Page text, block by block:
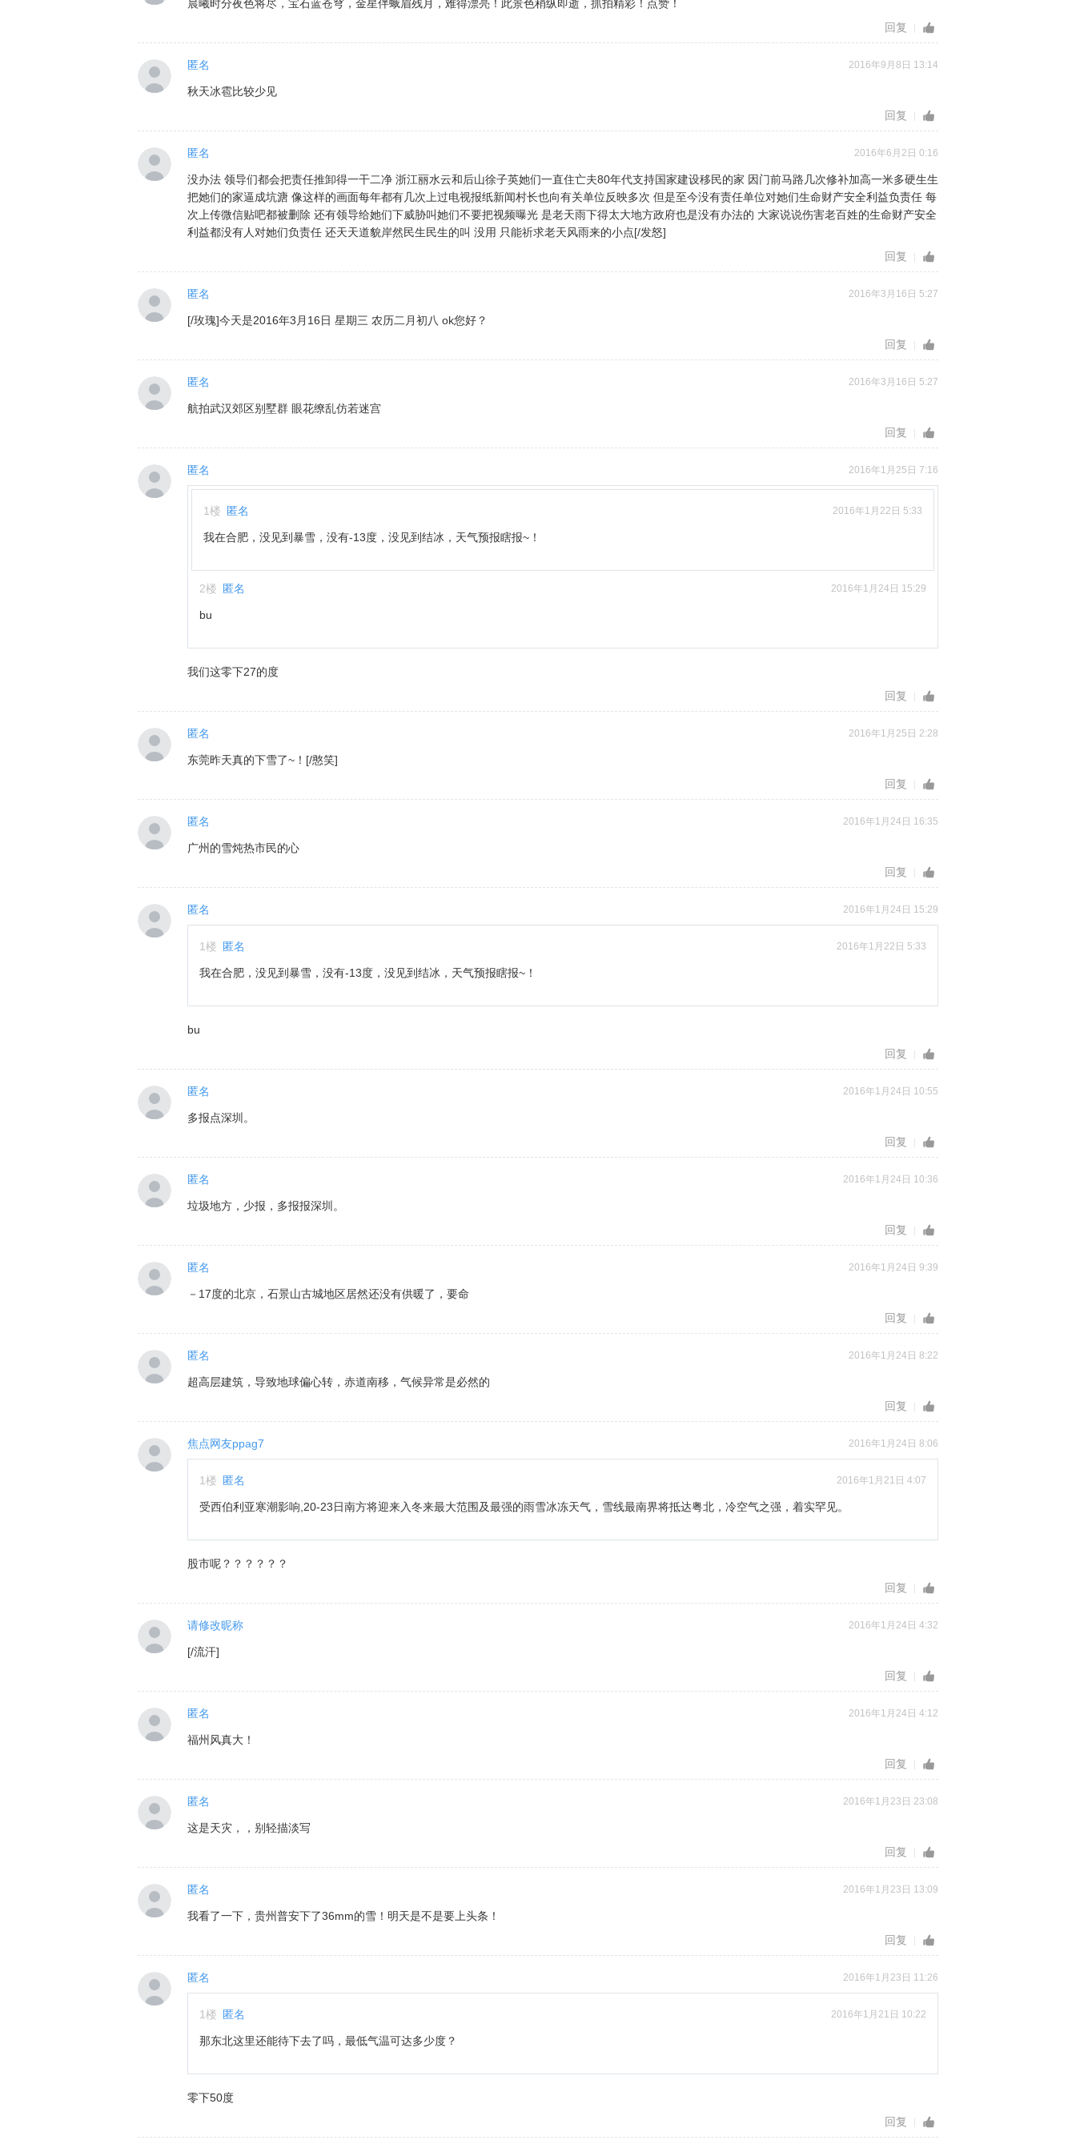
晨曦时分夜色将尽，宝石蓝苍穹，金星伴蛾眉残月，难得漂亮！此景色稍纵即逝，抓拍精彩！点赞！
回复
2016年9月8日 13:14
匿名
秋天冰雹比较少见
回复
2016年6月2日 0:16
匿名
没办法 领导们都会把责任推卸得一干二净 浙江丽水云和后山徐子英她们一直住亡夫80年代支持国家建设移民的家 因门前马路几次修补加高一米多硬生生
把她们的家逼成坑溏 像这样的画面每年都有几次上过电视报纸新闻村长也向有关单位反映多次 但是至今没有责任单位对她们生命财产安全利益负责任 每
次上传微信贴吧都被删除 还有领导给她们下威胁叫她们不要把视频曝光 是老天雨下得太大地方政府也是没有办法的 大家说说伤害老百姓的生命财产安全
利益都没有人对她们负责任 还天天道貌岸然民生民生的叫 没用 只能祈求老天风雨来的小点[/发怒]
回复
2016年3月16日 5:27
匿名
[/玫瑰]今天是2016年3月16日 星期三 农历二月初八 ok您好？
回复
2016年3月16日 5:27
匿名
航拍武汉郊区别墅群 眼花缭乱仿若迷宫
回复
2016年1月25日 7:16
匿名
2016年1月22日 5:33
1楼 匿名
我在合肥，没见到暴雪，没有-13度，没见到结冰，天气预报瞎报~！
2016年1月24日 15:29
2楼 匿名
bu
我们这零下27的度
回复
2016年1月25日 2:28
匿名
东莞昨天真的下雪了~！[/憨笑]
回复
2016年1月24日 16:35
匿名
广州的雪炖热市民的心
回复
2016年1月24日 15:29
匿名
2016年1月22日 5:33
1楼 匿名
我在合肥，没见到暴雪，没有-13度，没见到结冰，天气预报瞎报~！
bu
回复
2016年1月24日 10:55
匿名
多报点深圳。
回复
2016年1月24日 10:36
匿名
垃圾地方，少报，多报报深圳。
回复
2016年1月24日 9:39
匿名
－17度的北京，石景山古城地区居然还没有供暖了，要命
回复
2016年1月24日 8:22
匿名
超高层建筑，导致地球偏心转，赤道南移，气候异常是必然的
回复
2016年1月24日 8:06
焦点网友ppag7
2016年1月21日 4:07
1楼 匿名
受西伯利亚寒潮影响,20-23日南方将迎来入冬来最大范围及最强的雨雪冰冻天气，雪线最南界将抵达粤北，冷空气之强，着实罕见。
股市呢？？？？？？
回复
2016年1月24日 4:32
请修改昵称
[/流汗]
回复
2016年1月24日 4:12
匿名
福州风真大！
回复
2016年1月23日 23:08
匿名
这是天灾，，别轻描淡写
回复
2016年1月23日 13:09
匿名
我看了一下，贵州普安下了36mm的雪！明天是不是要上头条！
回复
2016年1月23日 11:26
匿名
2016年1月21日 10:22
1楼 匿名
那东北这里还能待下去了吗，最低气温可达多少度？
零下50度
回复